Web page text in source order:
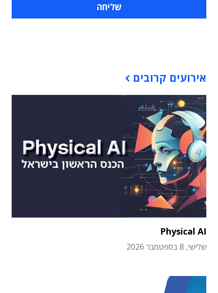
אירועים קרובים
Physical AI
שלישי, 8 בספטמבר 2026